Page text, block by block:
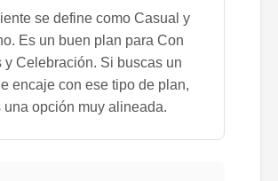
se define como Casual y
Es un buen plan para Con
y Celebración. Si buscas un
encaje con ese tipo de plan,
una opción muy alineada.